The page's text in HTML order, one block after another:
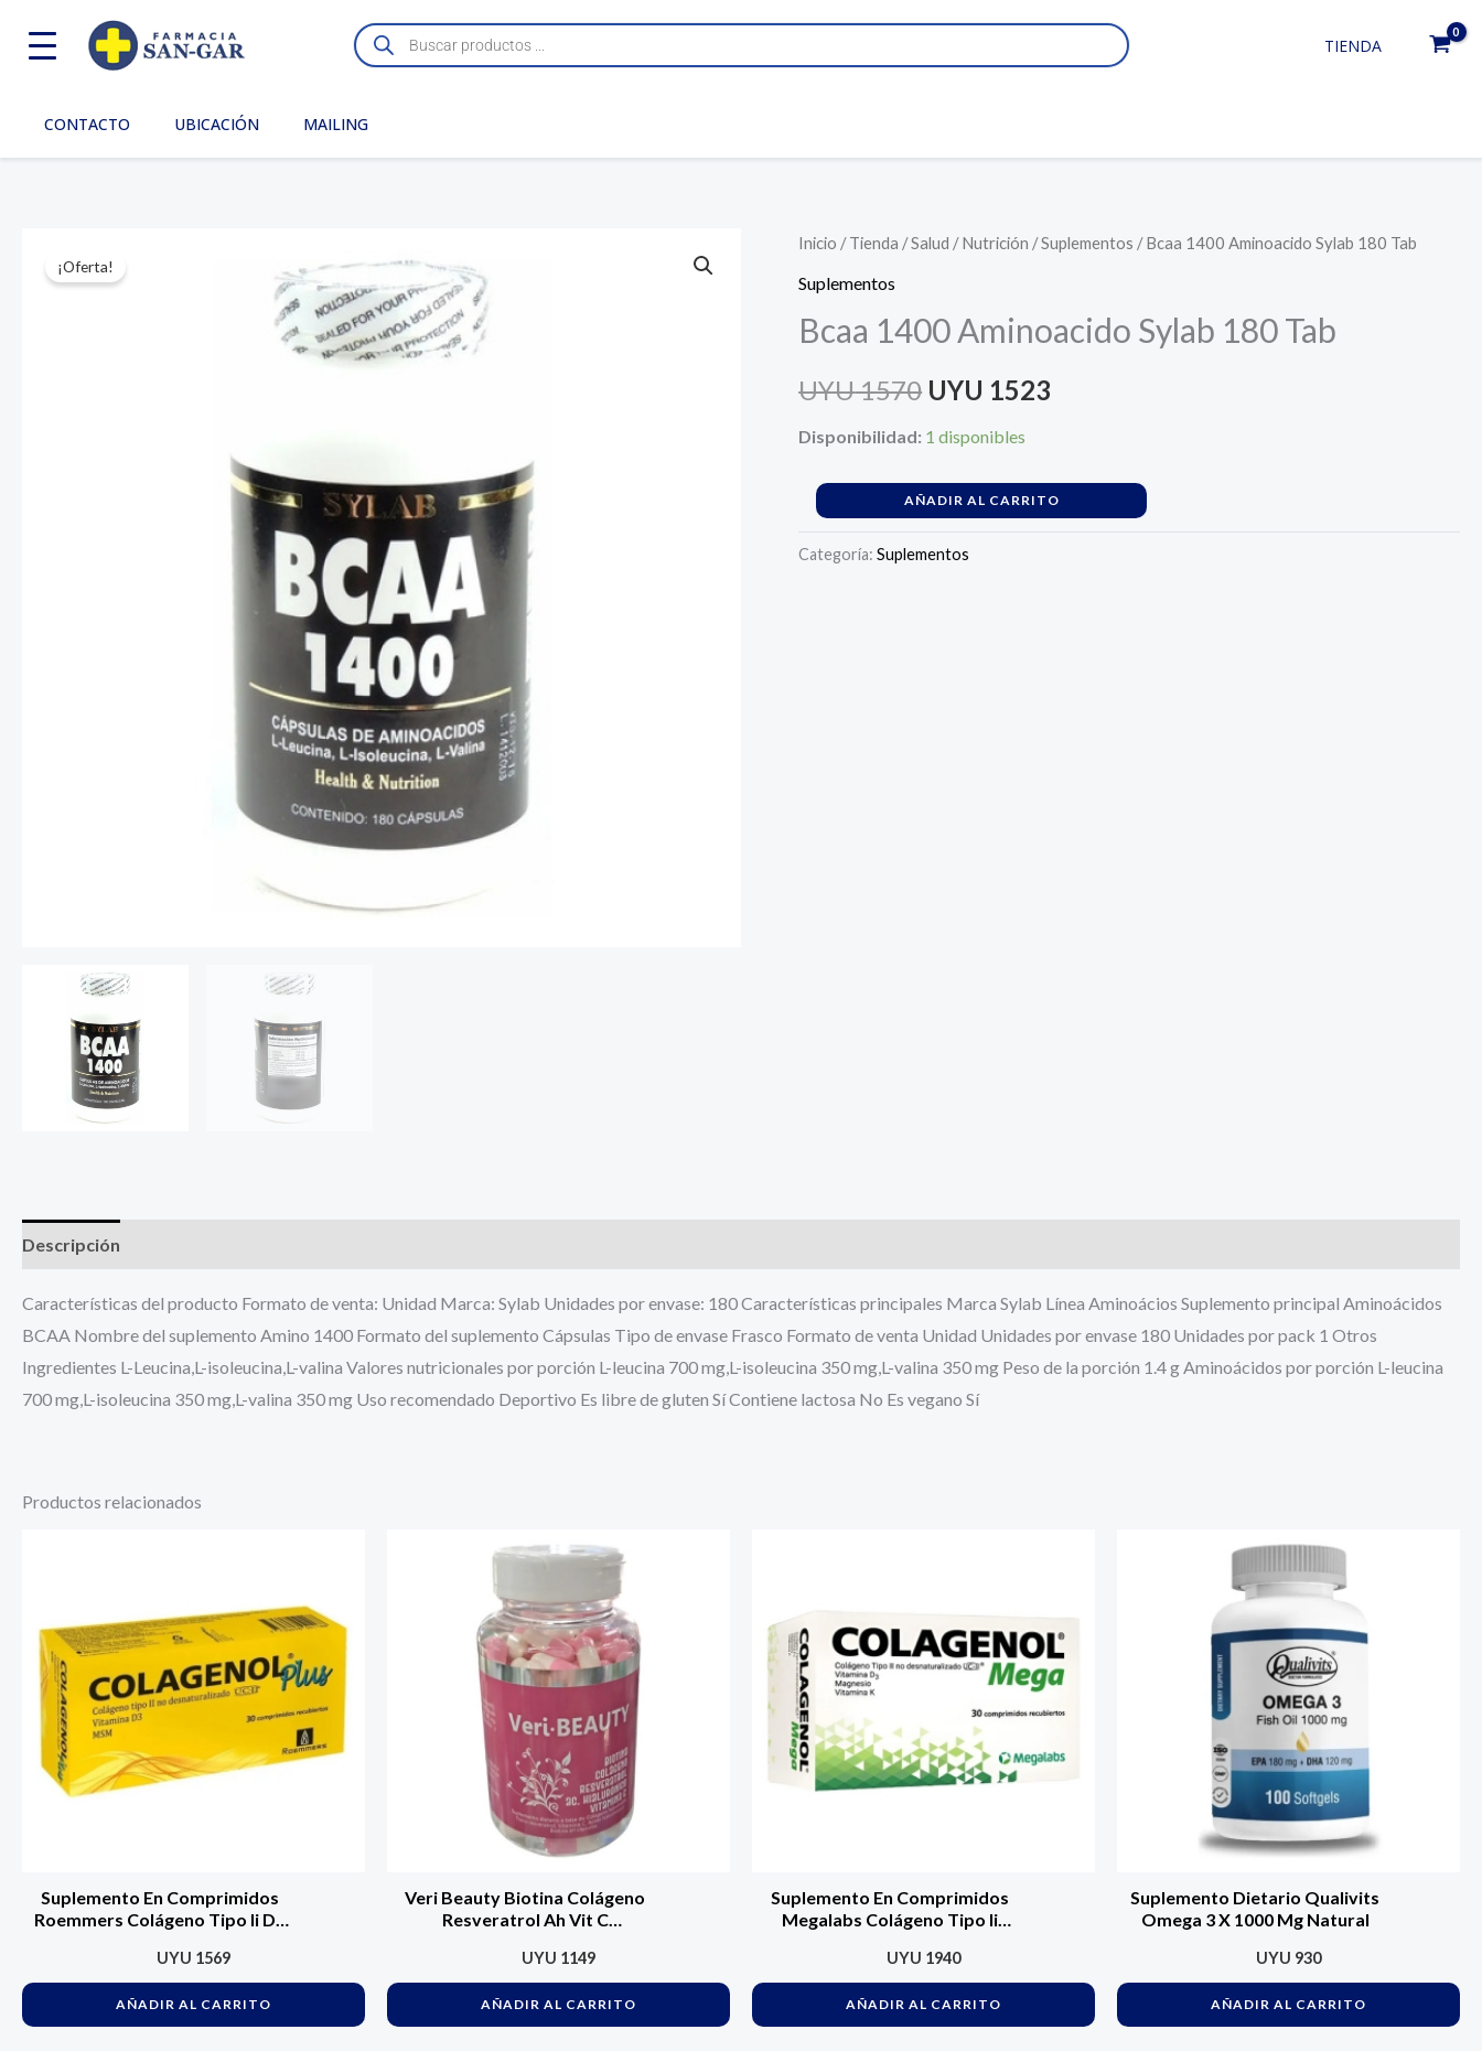
Búsqueda
de
productos
TIENDA
CONTACTO UBICACIÓN MAILING
¡Oferta!
Inicio /Tienda /Salud /Nutrición /Suplementos / Bcaa 1400 Aminoacido Sylab 180 Tab
Suplementos
Bcaa 1400 Aminoacido Sylab 180 Tab
UYU1570
El
original
era:
UYU 1570.
UYU 1523
El
actual
Disponibilidad: 1 disponibles
Bcaa
1400
Sylab
Tab
cantidad
AÑADIR AL CARRITO
Categoría:Suplementos
Descripción
Características del producto Formato de venta: Unidad Marca: Sylab Unidades por envase: 180 Características principales Marca Sylab Línea Aminoácios Suplemento principal Aminoácidos
BCAA Nombre del suplemento Amino 1400 Formato del suplemento Cápsulas Tipo de envase Frasco Formato de venta Unidad Unidades por envase 180 Unidades por pack 1 Otros
Ingredientes L-Leucina,L-isoleucina,L-valina Valores nutricionales por porción L-leucina 700 mg,L-isoleucina 350 mg,L-valina 350 mg Peso de la porción 1.4 g Aminoácidos por porción L-leucina
700 mg,L-isoleucina 350 mg,L-valina 350 mg Uso recomendado Deportivo Es libre de gluten Sí Contiene lactosa No Es vegano Sí
Productos relacionados
Suplemento En Comprimidos
Roemmers Colágeno Tipo Ii De
Sabor
UYU 1569
AÑADIR AL CARRITO
Veri Beauty Biotina Colágeno
Resveratrol Ah Vit C
UYU 1149
AÑADIR AL CARRITO
Suplemento En Comprimidos
Megalabs Colágeno Tipo Ii
UYU 1940
AÑADIR AL CARRITO
Suplemento Dietario Qualivits
Omega 3 X 1000 Mg Natural
UYU 930
AÑADIR AL CARRITO